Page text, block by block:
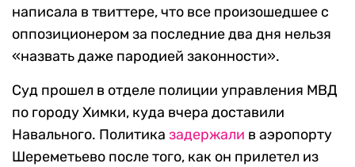
написала в твиттере, что все произошедшее с
оппозиционером за последние два дня нельзя
«назвать даже пародией законности».
Суд прошел в отделе полиции управления МВД
по городу Химки, куда вчера доставили
Навального. Политика задержали в аэропорту
Шереметьево после того, как он прилетел из